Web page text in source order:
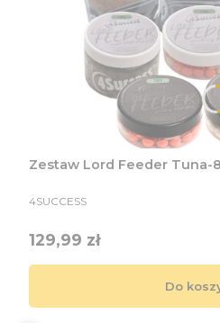
Zestaw Lord Feeder
PRODUCENT
4SUCCESS
Cena
129,99 zł
Do